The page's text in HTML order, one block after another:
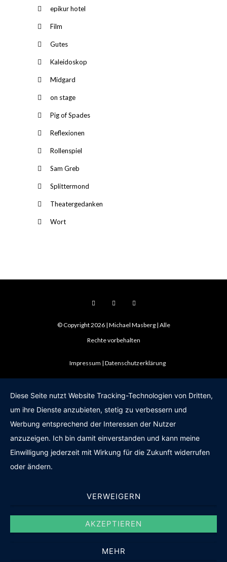
epikur hotel
Film
Gutes
Kaleidoskop
Midgard
on stage
Pig of Spades
Reflexionen
Rollenspiel
Sam Greb
Splittermond
Theatergedanken
Wort
© Copyright 2026 | Michael Masberg | Alle
Rechte vorbehalten
Impressum Datenschutzerklärung
Diese Seite nutzt Website Tracking-Technologien von Dritten,
um ihre Dienste anzubieten, stetig zu verbessern und
Werbung entsprechend der Interessen der Nutzer
anzuzeigen. Ich bin damit einverstanden und kann meine
Einwilligung jederzeit mit Wirkung für die Zukunft widerrufen
oder ändern.
VERWEIGERN
AKZEPTIEREN
MEHR